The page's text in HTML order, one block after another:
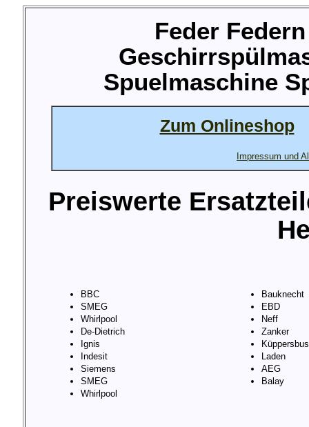
Feder
Spuelmaschine
Zum Onlineshop
Impressum und
Preiswerte
BBC
SMEG
Whirlpool
De-Dietrich
Ignis
Indesit
Siemens
SMEG
Whirlpool
Bauknecht
EBD
Neff
Zanker
Laden
AEG
Balay